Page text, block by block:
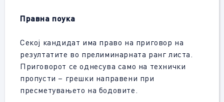
Правна поука
Секој кандидат има право на приговор на
резултатите во прелиминарната ранг листа.
Приговорот се однесува само на технички
пропусти – грешки направени при
пресметувањето на бодовите.